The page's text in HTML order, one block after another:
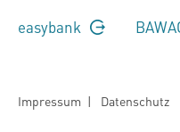
easybank
Impressum | Datenschutz